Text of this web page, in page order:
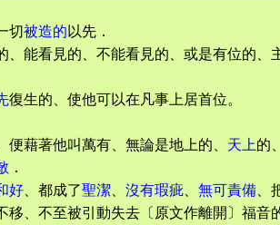
切被造的 以先．
、能看見的、不能看見的、或是有位的、
復生的、使他可以在凡事上居首位。
便藉著他叫萬有、無論是地上的、 天上的
．
好 、都成了聖潔 沒有瑕疵 無可責備 、
移、不至被引動失去〔原文作離開〕福